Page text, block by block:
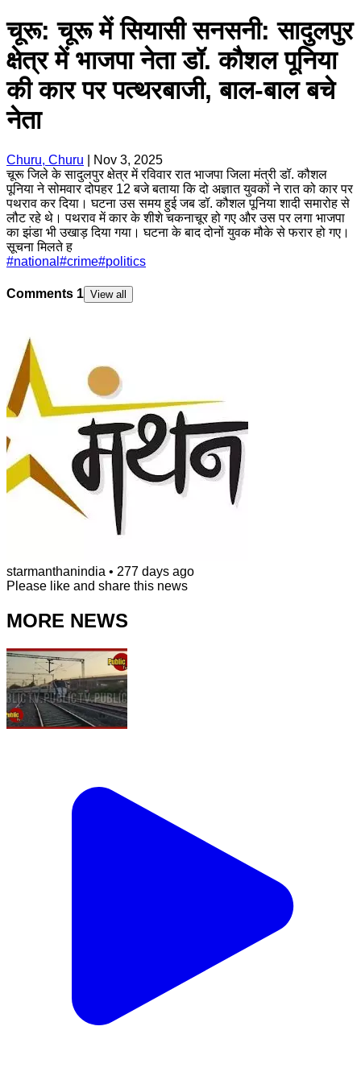
चूरू: चूरू में सियासी सनसनी: सादुलपुर
क्षेत्र में भाजपा नेता डॉ. कौशल पूनिया
की कार पर पत्थरबाजी, बाल-बाल बचे
नेता
Churu, Churu
Nov 3, 2025
चूरू जिले के सादुलपुर क्षेत्र में रविवार रात भाजपा जिला मंत्री डॉ. कौशल
पूनिया ने सोमवार दोपहर 12 बजे बताया कि दो अज्ञात युवकों ने रात को कार पर
पथराव कर दिया। घटना उस समय हुई जब डॉ. कौशल पूनिया शादी समारोह से
लौट रहे थे। पथराव में कार के शीशे चकनाचूर हो गए और उस पर लगा भाजपा
का झंडा भी उखाड़ दिया गया। घटना के बाद दोनों युवक मौके से फरार हो गए।
सूचना मिलते ह
#national #crime#politics
Comments 1 View all
starmanthanindia • 277 days ago
Please like and share this news
MORE NEWS